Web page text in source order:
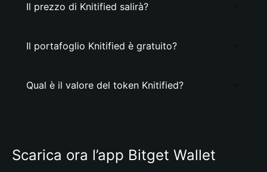
Il prezzo di Knitified salirà?
Il portafoglio Knitified è gratuito?
Qual è il valore del token Knitified?
Scarica ora l’app Bitget Wallet